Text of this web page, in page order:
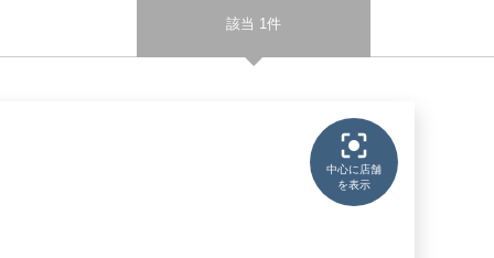
該当 1件
中心に店舗
を表示